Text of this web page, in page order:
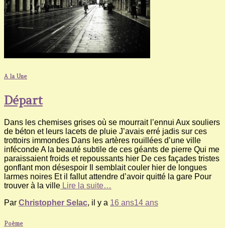
A la Une
Départ
Dans les chemises grises où se mourrait l’ennui Aux souliers
de béton et leurs lacets de pluie J’avais erré jadis sur ces
trottoirs immondes Dans les artères rouillées d’une ville
inféconde A la beauté subtile de ces géants de pierre Qui me
paraissaient froids et repoussants hier De ces façades tristes
gonflant mon désespoir Il semblait couler hier de longues
larmes noires Et il fallut attendre d’avoir quitté la gare Pour
trouver à la ville Lire la suite…
Par Christopher Selac, il y a 16 ans14 ans
Poème